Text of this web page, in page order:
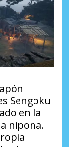
Sengoku
en la
nipona.